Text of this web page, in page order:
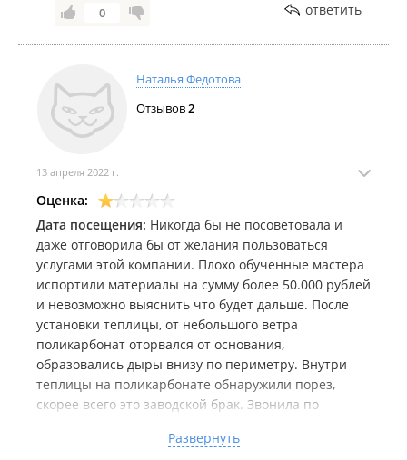
0 ответить
Наталья Федотова
Отзывов2
13 апреля 2022 г.
Оценка:
Дата посещения: Никогда бы не посоветовала и
даже отговорила бы от желания пользоваться
услугами этой компании. Плохо обученные мастера
испортили материалы на сумму более 50.000 рублей
и невозможно выяснить что будет дальше. После
установки теплицы, от небольшого ветра
поликарбонат оторвался от основания,
образовались дыры внизу по периметру. Внутри
теплицы на поликарбонате обнаружили порез,
скорее всего это заводской брак. Звонила по
перезвонить и ничего... Какой-то бег по кругу.
Развернуть